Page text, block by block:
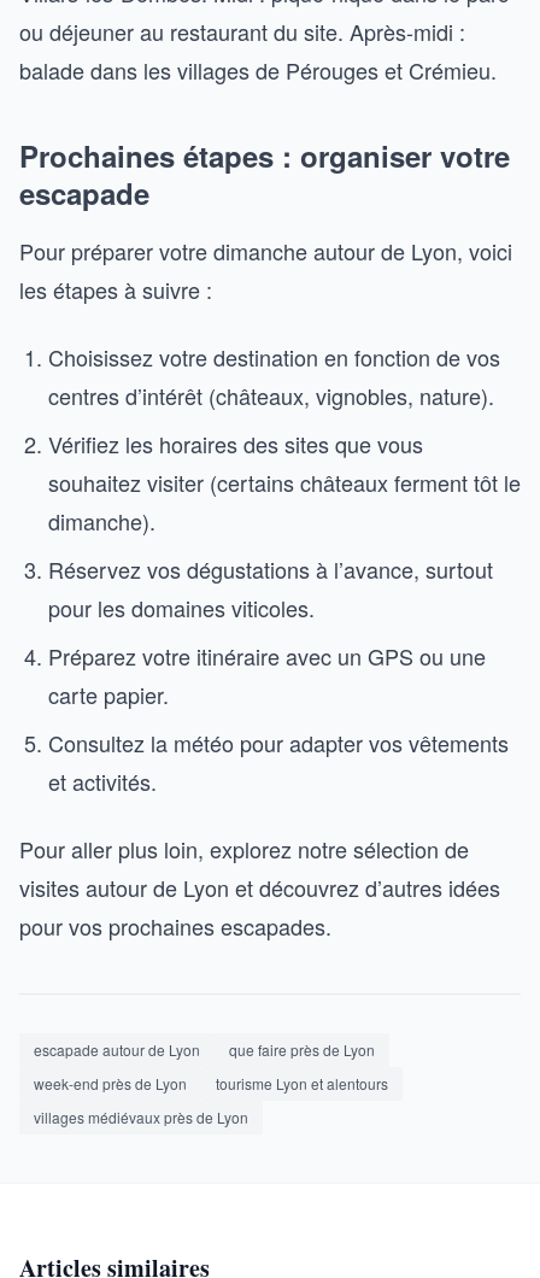
ou déjeuner au restaurant du site. Après-midi :
balade dans les villages de Pérouges et Crémieu.
Prochaines étapes : organiser votre
escapade
Pour préparer votre dimanche autour de Lyon, voici
les étapes à suivre :
Choisissez votre destination en fonction de vos
centres d’intérêt (châteaux, vignobles, nature).
Vérifiez les horaires des sites que vous
souhaitez visiter (certains châteaux ferment tôt le
dimanche).
Réservez vos dégustations à l’avance, surtout
pour les domaines viticoles.
Préparez votre itinéraire avec un GPS ou une
carte papier.
Consultez la météo pour adapter vos vêtements
et activités.
Pour aller plus loin, explorez notre sélection de
visites autour de Lyon et découvrez d’autres idées
pour vos prochaines escapades.
escapade autour de Lyon
que faire près de Lyon
week-end près de Lyon
tourisme Lyon et alentours
villages médiévaux près de Lyon
Articles similaires